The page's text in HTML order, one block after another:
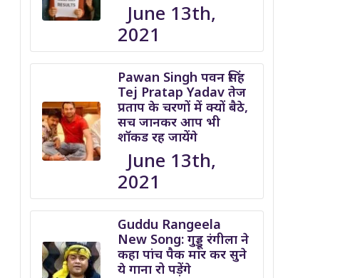
June 13th,
2021
Pawan Singh पवन सिंह
Tej Pratap Yadav तेज
प्रताप के चरणों में क्यों बैठे,
सच जानकर आप भी
शॉकड रह जायेंगे
June 13th,
2021
Guddu Rangeela
New Song: गुड्डू रंगीला ने
कहा पांच पैक मार कर सुने
ये गाना रो पड़ेंगे